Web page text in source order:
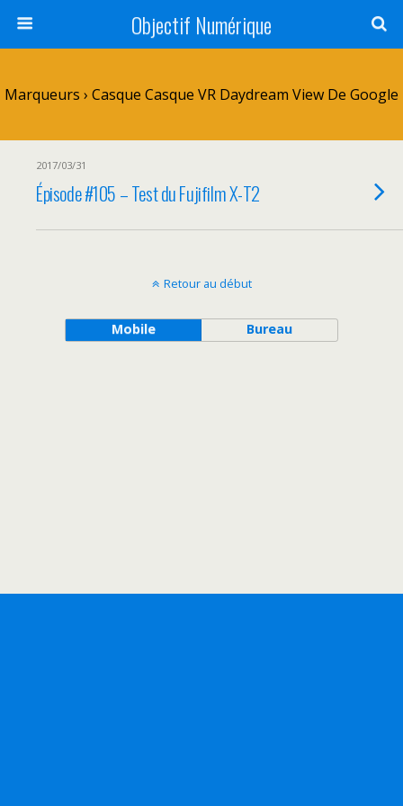
Objectif Numérique
Marqueurs › Casque Casque VR Daydream View De Google
2017/03/31
Épisode #105 – Test du Fujifilm X-T2
Retour au début
Mobile Bureau